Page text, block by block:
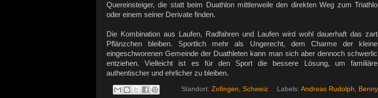
Quereinsteiger, die statt beim Duathlon mittlerweile den direkten Weg zum
oder einem seiner Derivate finden.
Die Kombination aus Laufen, Radfahren und Laufen wird wohl dauerhaft das
Pflänzchen bleiben. Sportlich mehr als Ungerecht, dem Charme der
eingeschworenen Gemeinde der Duathleten kann man sich aber dennoch
entziehen. Vielleicht ist es für den Sport die bessere Lösung, um
authentischer und ehrlicher zu bleiben.
Standort: Zofingen, Schweiz Labels: Andreas Rudolph
Benny